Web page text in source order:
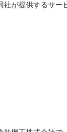
社が提供するサー